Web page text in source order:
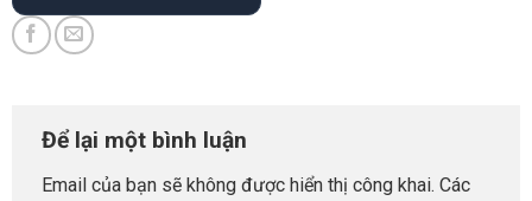
Để lại một bình luận
Email của bạn sẽ không được hiển thị công khai. Các